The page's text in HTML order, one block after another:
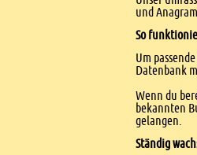
und
So
Um
Datenbank
Wenn du
bekannten
gelangen.
Ständig